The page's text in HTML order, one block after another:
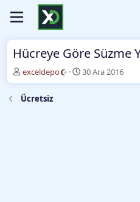
Hücreye Göre Süzme
Y
a
z
a
exceldepo
O
l
30 Ara 2016
Ücretsiz